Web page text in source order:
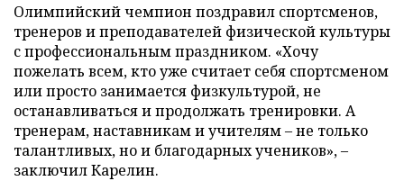
Олимпийский чемпион поздравил спортсменов,
тренеров и преподавателей физической культуры
с профессиональным праздником. «Хочу
пожелать всем, кто уже считает себя спортсменом
или просто занимается физкультурой, не
останавливаться и продолжать тренировки. А
тренерам, наставникам и учителям – не только
талантливых, но и благодарных учеников», –
заключил Карелин.